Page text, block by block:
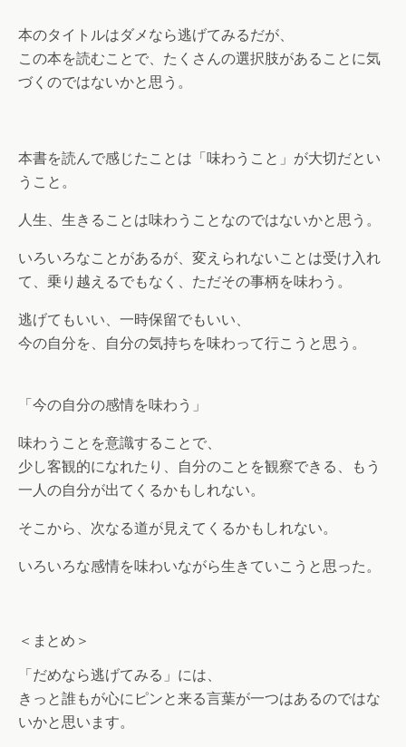
本のタイトルはダメなら逃げてみるだが、
この本を読むことで、たくさんの選択肢があることに気
づくのではないかと思う。
本書を読んで感じたことは「味わうこと」が大切だとい
うこと。
人生、生きることは味わうことなのではないかと思う。
いろいろなことがあるが、変えられないことは受け入れ
て、乗り越えるでもなく、ただその事柄を味わう。
逃げてもいい、一時保留でもいい、
今の自分を、自分の気持ちを味わって行こうと思う。
「今の自分の感情を味わう」
味わうことを意識することで、
少し客観的になれたり、自分のことを観察できる、もう
一人の自分が出てくるかもしれない。
そこから、次なる道が見えてくるかもしれない。
いろいろな感情を味わいながら生きていこうと思った。
＜まとめ＞
「だめなら逃げてみる」には、
きっと誰もが心にピンと来る言葉が一つはあるのではな
いかと思います。